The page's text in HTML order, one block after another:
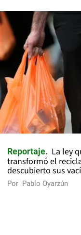
Reportaje
La ley
transformó el
descubierto sus
Por Pablo Oyarzún